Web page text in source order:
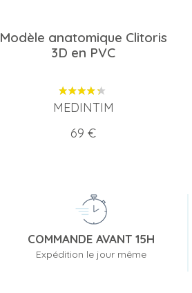
Modèle anatomique Clitoris
3D en PVC
MEDINTIM
Prix
69 €
COMMANDE AVANT 15H
Expédition le jour même